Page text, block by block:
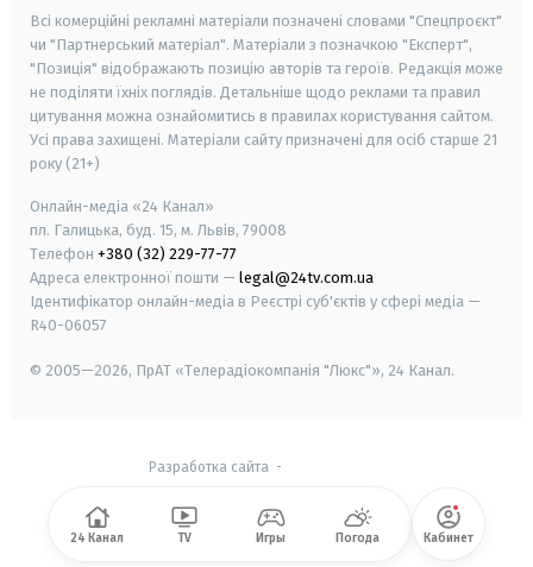
Всі комерційні рекламні матеріали позначені словами "Спецпроєкт"
чи "Партнерський матеріал". Матеріали з позначкою "Експерт",
"Позиція" відображають позицію авторів та героїв. Редакція може
не поділяти їхніх поглядів. Детальніше щодо реклами та правил
цитування можна ознайомитись в правилах користування сайтом.
Усі права захищені. Матеріали сайту призначені для осіб старше 21
року (21+)
Онлайн-медіа «24 Канал»
пл. Галицька, буд. 15, м. Львів, 79008
Телефон +380 (32) 229-77-77
Адреса електронної пошти — legal@24tv.com.ua
Ідентифікатор онлайн-медіа в Реєстрі суб'єктів у сфері медіа —
R40-06057
© 2005—2026, ПрАТ «Телерадіокомпанія "Люкс"», 24 Канал.
Разработка сайта -
24 Канал TV Игры Погода Кабинет